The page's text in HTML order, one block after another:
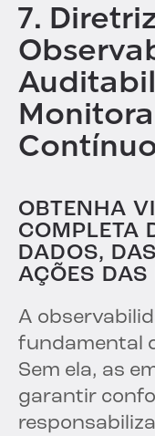
7.
OBTENHA
COMPLETA
DADOS,
AÇÕES DAS
A
fundamental
Sem ela, as
garantir